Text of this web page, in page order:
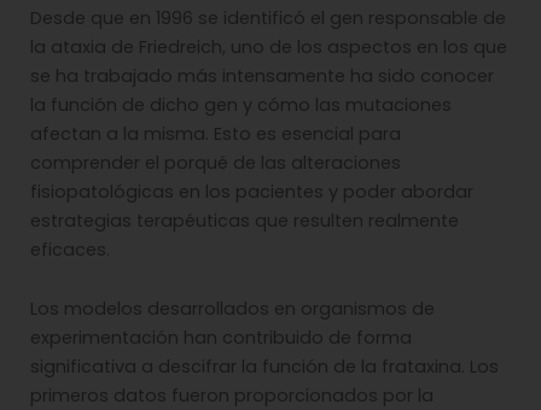
Desde que en 1996 se identificó el gen responsable de
la ataxia de Friedreich, uno de los aspectos en los que
se ha trabajado más intensamente ha sido conocer
la función de dicho gen y cómo las mutaciones
afectan a la misma. Esto es esencial para
comprender el porqué de las alteraciones
fisiopatológicas en los pacientes y poder abordar
estrategias terapéuticas que resulten realmente
eficaces.
Los modelos desarrollados en organismos de
experimentación han contribuido de forma
significativa a descifrar la función de la frataxina. Los
primeros datos fueron proporcionados por la